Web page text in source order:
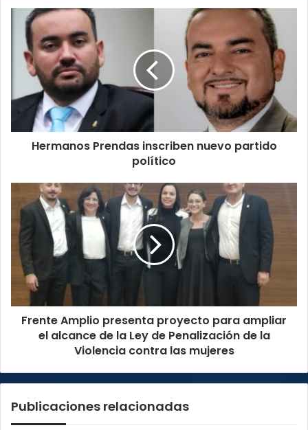
Hermanos
Prendas
inscriben
nuevo
partido
político
Hermanos Prendas inscriben nuevo partido
político
Amplio
presenta
proyecto
para
ampliar
alcance
de
de
Violencia
Frente Amplio presenta proyecto para ampliar
el alcance de la Ley de Penalización de la
Violencia contra las mujeres
Publicaciones relacionadas